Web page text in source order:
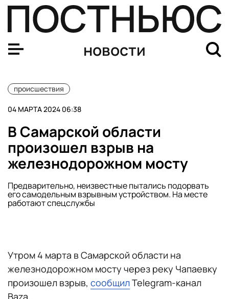
новости
происшествия
04 МАРТА 2024 06:38
В Самарской области
произошел взрыв на
железнодорожном мосту
Предварительно, неизвестные пытались подорвать
его самодельным взрывным устройством. На месте
работают спецслужбы
Утром 4 марта в Самарской области на
железнодорожном мосту через реку Чапаевку
произошел взрыв, сообщилTelegram-канал
Baza.
Актера Юрия Яковлева из «Ранеток» и «Папиных